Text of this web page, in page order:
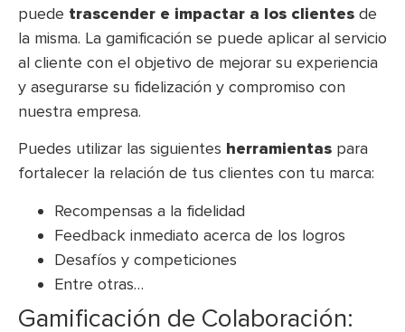
puede trascender e impactar a los clientes de
la misma. La gamificación se puede aplicar al servicio
al cliente con el objetivo de mejorar su experiencia
y asegurarse su fidelización y compromiso con
nuestra empresa.
Puedes utilizar las siguientes herramientas para
fortalecer la relación de tus clientes con tu marca:
Recompensas a la fidelidad
Feedback inmediato acerca de los logros
Desafíos y competiciones
Entre otras…
Gamificación de Colaboración: